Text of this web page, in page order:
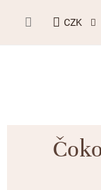
CZK
BESTSELLERY